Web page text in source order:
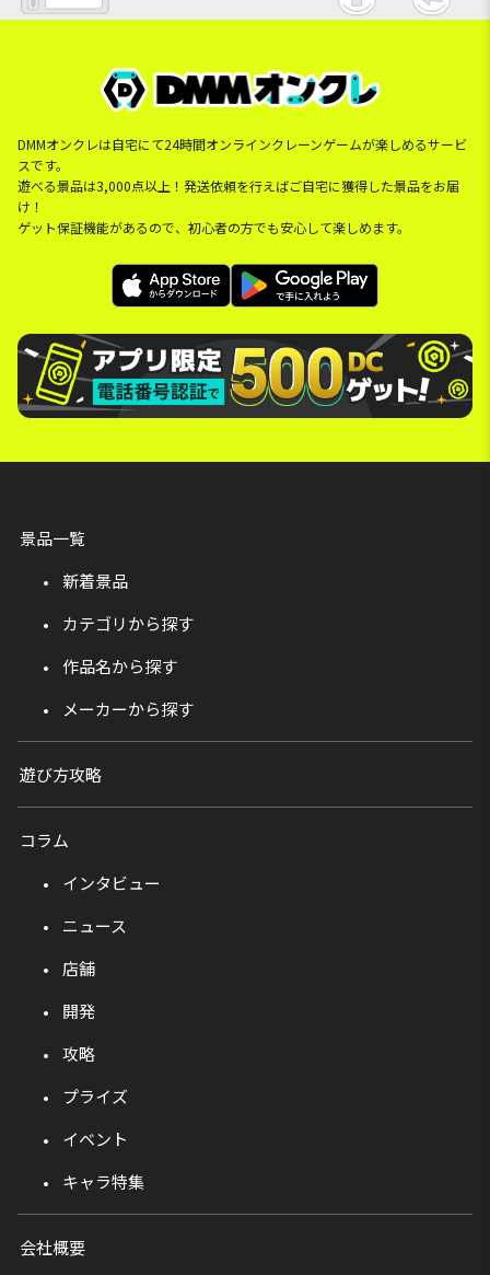
DMMオンクレは自宅にて24時間オンラインクレーンゲームが楽しめるサービ
スです。
遊べる景品は3,000点以上！発送依頼を行えばご自宅に獲得した景品をお届
け！
ゲット保証機能があるので、初心者の方でも安心して楽しめます。
景品一覧
新着景品
カテゴリから探す
作品名から探す
メーカーから探す
遊び方攻略
コラム
インタビュー
ニュース
店舗
開発
攻略
プライズ
イベント
キャラ特集
会社概要